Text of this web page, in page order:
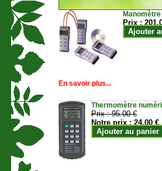
Prix :
Ajouter
En savoir plus...
Thermomètre
Prix :95.00 €
Notre prix :24.00 €
Ajouter au panier